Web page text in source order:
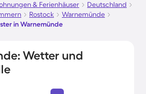
& Ferienhäuser
Deutschland
Rostock
Warnemünde
in Warnemünde
Wetter und